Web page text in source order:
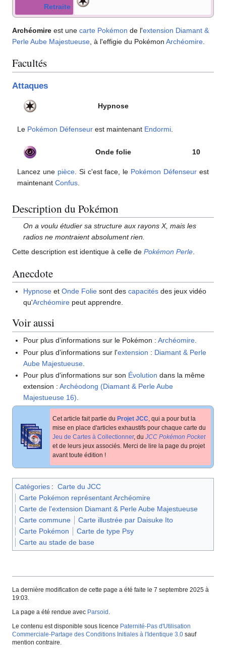
Retraite
Archéomire est une carte Pokémon de l'extension Diamant &
Perle Aube Majestueuse , à l'effigie du Pokémon Archéomire
Facultés
Attaques
Hypnose
Le Pokémon Défenseur est maintenant Endormi
Onde folie 10
Lancez une pièce. Si c'est face, le Pokémon Défenseur est
maintenant Confus
Description du Pokémon
On a voulu étudier sa structure aux rayons X, mais les
radios ne montraient absolument rien.
Cette description est identique à celle de Pokémon Perle.
Anecdote
Hypnose etOnde Folie sont descapacités des jeux vidéo
qu'Archéomire peut apprendre.
Voir aussi
Pour plus d'informations sur le Pokémon :Archéomire.
Pour plus d'informations sur l'extension : Diamant & Perle
Aube Majestueuse
Pour plus d'informations sur son Évolution dans la même
extension :Archéodong (Diamant & Perle Aube
Majestueuse 16)
Cet article fait partie du Projet JCC, qui a pour but la
mise en place d'articles exhaustifs pour chaque carte du
Jeu de Cartes à Collectionner, du JCC Pokémon Pocket
et de leurs jeux associés. Merci de lire la page du projet
avant toute édition !
Catégories : Carte du JCC
Carte Pokémon représentant Archéomire
Carte de l'extension Diamant & Perle Aube Majestueuse
Carte commune
Carte illustrée par Daisuke Ito
Carte Pokémon
Carte de type Psy
Carte au stade de base
La dernière modification de cette page a été faite le 7 septembre 2025 à
19:03.
La page a été rendue avec Parsoid .
Le contenu est disponible sous licence Paternité-Pas d'Utilisation
Commerciale-Partage des Conditions Initiales à l'Identique 3.0 sauf
mention contraire.